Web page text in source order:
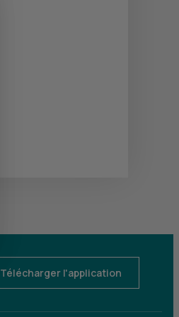
Télécharger l'application